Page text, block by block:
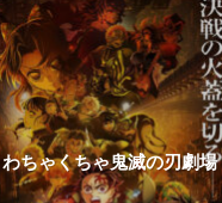
わちゃくちゃ鬼滅の刃劇場